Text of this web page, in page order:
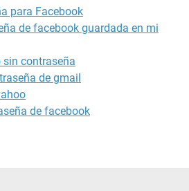
para Facebook
de facebook guardada en mi
sin contraseña
de gmail
de facebook